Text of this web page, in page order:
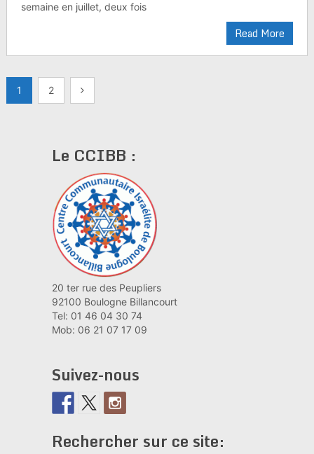
semaine en juillet, deux fois
Read More
Pagination
1 2
Le CCIBB :
20 ter rue des Peupliers
92100 Boulogne Billancourt
Tel: 01 46 04 30 74
Mob: 06 21 07 17 09
Suivez-nous
Rechercher sur ce site: